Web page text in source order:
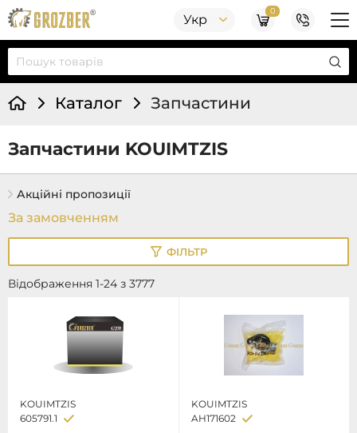
Укр
0
Каталог Запчастини
Запчастини KOUIMTZIS
Акційні пропозиції
Відображення 1-24 з 3777
ФІЛЬТР
KOUIMTZIS
605791.1
KOUIMTZIS
AH171602